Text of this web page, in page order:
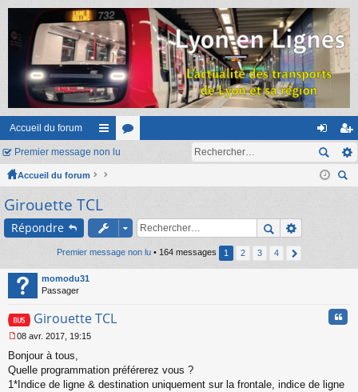
Accueil du forum
ac
co
ci
s
on
ne
ns
cri
Premier message non lu
Accueil du forum
Girouette TCL
Répondre
Premier message non lu • 164 messages 1 2 3 4
momodu31
Passager
Girouette TCL
e
s
s
08 avr. 2017, 19:15
Bonjour à tous,
Quelle programmation préférerez vous ?
1*Indice de ligne & destination uniquement sur la frontale, indice de ligne